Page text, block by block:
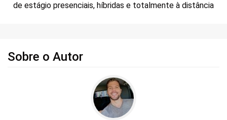
de estágio presenciais, híbridas e totalmente à distância
Sobre o Autor